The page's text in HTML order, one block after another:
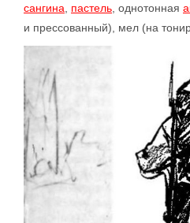
сангина
пастель , однотонная
и прессованный), мел (на